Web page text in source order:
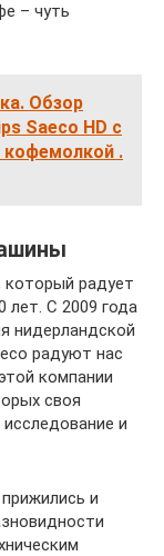
– чуть
Обзор
Saeco HD с
кофемолкой .
который радует
лет. С 2009 года
нидерландской
радуют нас
компании
своя
и
и